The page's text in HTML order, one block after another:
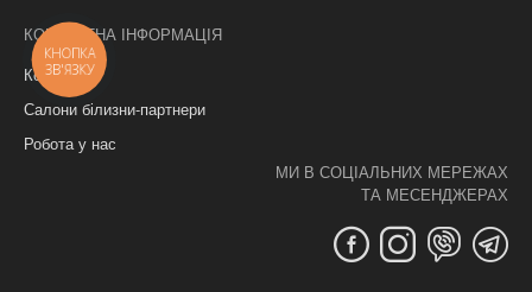
КОНТАКТНА ІНФОРМАЦІЯ
Контакти
Салони білизни-партнери
Робота у нас
МИ В СОЦІАЛЬНИХ МЕРЕЖАХ
ТА МЕСЕНДЖЕРАХ
КНОПКА
ЗВ'ЯЗКУ